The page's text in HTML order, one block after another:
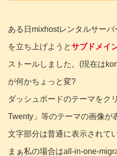
ある日mixhostレンタルサー
を立ち上げようとサブドメイ
ストールしました。(現在は
が何かちょっと変?
ダッシュボードのテーマをク
Twenty」等のテーマの画像が
文字部分は普通に表示されて
まぁ私の場合はall-in-one-